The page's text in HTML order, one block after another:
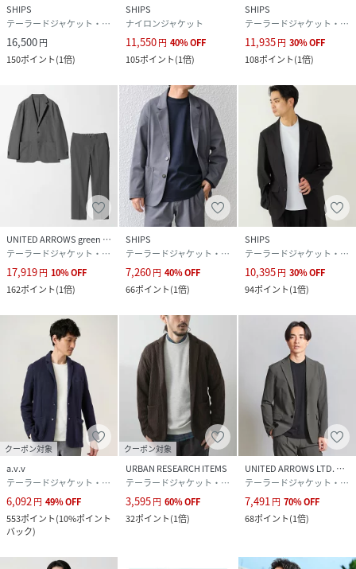
SHIPS
テーラードジャケット・ブレザー
16,500円
150ポイント(1倍)
SHIPS
ナイロンジャケット
11,550円 40%OFF
105ポイント(1倍)
SHIPS
テーラードジャケット・ブレザー
11,935円 30%OFF
108ポイント(1倍)
UNITED ARROWS green label relaxing
テーラードジャケット・ブレザー
17,919円 10%OFF
162ポイント(1倍)
SHIPS
テーラードジャケット・ブレザー
7,260円 40%OFF
66ポイント(1倍)
SHIPS
テーラードジャケット・ブレザー
10,395円 30%OFF
94ポイント(1倍)
クーポン対象
a.v.v
テーラードジャケット・ブレザー
6,092円 49%OFF
553ポイント(10%ポイント
バック)
クーポン対象
URBAN RESEARCH ITEMS
テーラードジャケット・ブレザー
3,595円 60%OFF
32ポイント(1倍)
UNITED ARROWS LTD. OUTLET
テーラードジャケット・ブレザー
7,491円 70%OFF
68ポイント(1倍)